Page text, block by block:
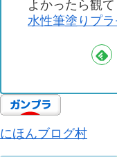
よかったら観て
水性筆塗りプラ
にほんブログ村